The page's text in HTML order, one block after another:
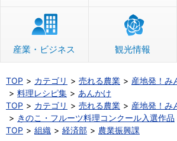
産業・ビジネス 観光情報
TOP カテゴリ 売れる農業
産地発！み
料理レシピ集
あんかけ
TOP
カテゴリ 売れる農業
産地発！み
きのこ・フルーツ料理コンクール入選作品
TOP
組織 経済部 農業振興課